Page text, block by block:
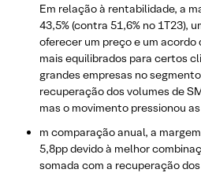
Em relação à rentabilidade, a
43,5% (contra 51,6% no 1T23),
oferecer um preço e um acordo
mais equilibrados para certos
grandes empresas no
recuperação dos volumes de
mas o movimento pressionou
m comparação anual, a
5,8pp devido à melhor
somada com a recuperação